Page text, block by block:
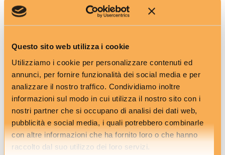
Questo sito web utilizza i cookie
Utilizziamo i cookie per personalizzare contenuti ed
annunci, per fornire funzionalità dei social media e per
analizzare il nostro traffico. Condividiamo inoltre
informazioni sul modo in cui utilizza il nostro sito con i
nostri partner che si occupano di analisi dei dati web,
pubblicità e social media, i quali potrebbero combinarle
con altre informazioni che ha fornito loro o che hanno
raccolto dal suo utilizzo dei loro servizi.
Necessari (1)
I cookie necessari contribuiscono a rendere fruibile
il sito web abilitandone funzionalità di base quali la
navigazione sulle pagine e l'accesso alle aree
protette del sito. Il sito web non è in grado di
funzionare correttamente senza questi cookie.
Nome Fornitore Scopo
Durata
massima